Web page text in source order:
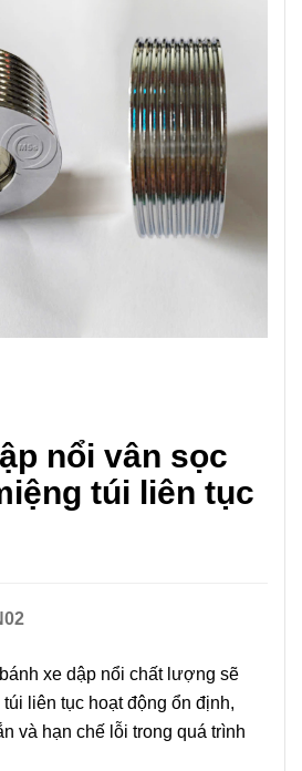
nổi vân sọc
túi liên tục
xe dập nổi chất lượng sẽ
liên tục hoạt động ổn định,
và hạn chế lỗi trong quá trình